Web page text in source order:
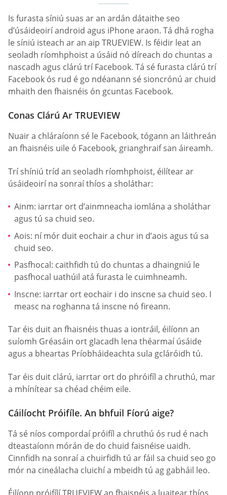
Is furasta síniú suas ar an ardán dátaithe seo
d’úsáideoirí android agus iPhone araon. Tá dhá rogha
le síniú isteach ar an aip TRUEVIEW. Is féidir leat an
seoladh ríomhphoist a úsáid nó díreach do chuntas a
nascadh agus clárú trí Facebook. Tá sé furasta clárú trí
Facebook ós rud é go ndéanann sé sioncrónú ar chuid
mhaith den fhaisnéis ón gcuntas Facebook.
Conas Clárú Ar TRUEVIEW
Nuair a chláraíonn sé le Facebook, tógann an láithreán
an fhaisnéis uile ó Facebook, grianghraif san áireamh.
Trí shíniú tríd an seoladh ríomhphoist, éilítear ar
úsáideoirí na sonraí thíos a sholáthar:
Ainm: iarrtar ort d’ainmneacha iomlána a sholáthar
agus tú sa chuid seo.
Aois: ní mór duit eochair a chur in d’aois agus tú sa
chuid seo.
Pasfhocal: caithfidh tú do chuntas a dhaingniú le
pasfhocal uathúil atá furasta le cuimhneamh.
Inscne: iarrtar ort eochair i do inscne sa chuid seo. I
measc na roghanna tá inscne nó fireann.
Tar éis duit an fhaisnéis thuas a iontráil, éilíonn an
suíomh Gréasáin ort glacadh lena théarmaí úsáide
agus a bheartas Príobháideachta sula gcláróidh tú.
Tar éis duit clárú, iarrtar ort do phróifíl a chruthú, mar
a mhínítear sa chéad chéim eile.
Cáilíocht Próifíle. An bhfuil Fíorú aige?
Tá sé níos compordaí próifíl a chruthú ós rud é nach
dteastaíonn mórán de do chuid faisnéise uaidh.
Cinnfidh na sonraí a chuirfidh tú ar fáil sa chuid seo go
mór na cineálacha cluichí a mbeidh tú ag gabháil leo.